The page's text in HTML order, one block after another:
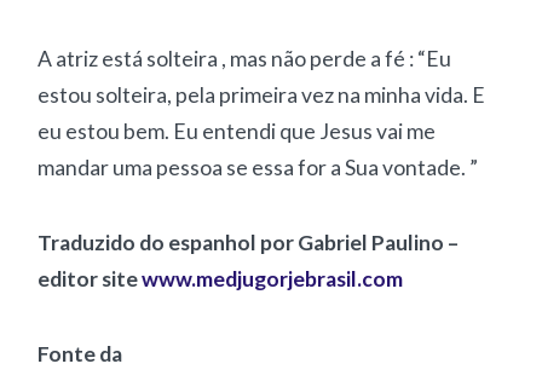
A atriz está solteira , mas não perde a fé : “Eu
estou solteira, pela primeira vez na minha vida. E
eu estou bem. Eu entendi que Jesus vai me
mandar uma pessoa se essa for a Sua vontade. ”
Traduzido do espanhol por Gabriel Paulino –
editor sitewww.medjugorjebrasil.com
Fonte da